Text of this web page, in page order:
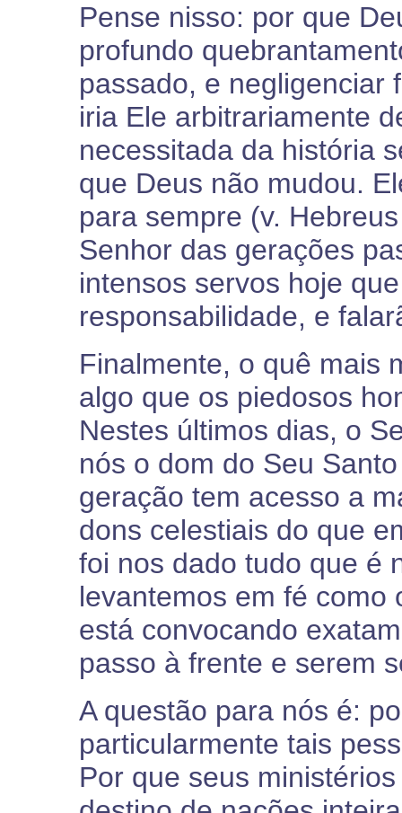
Pense nisso: por que
profundo
passado, e negligenciar
iria Ele arbitrariamente
necessitada da história
que Deus não mudou.
para sempre (v.
Senhor das gerações
intensos servos hoje
responsabilidade, e
Finalmente, o quê mais
algo que os piedosos
Nestes últimos dias, o
nós o dom do Seu
geração tem acesso a
dons celestiais do que
foi nos dado tudo que é
levantemos em fé como
está convocando
passo à frente e serem
A questão para nós é:
particularmente tais
Por que seus